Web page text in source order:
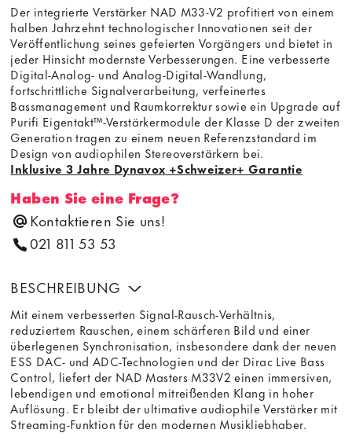
Der integrierte Verstärker NAD M33-V2 profitiert von einem
halben Jahrzehnt technologischer Innovationen seit der
Veröffentlichung seines gefeierten Vorgängers und bietet in
jeder Hinsicht modernste Verbesserungen. Eine verbesserte
Digital-Analog- und Analog-Digital-Wandlung,
fortschrittliche Signalverarbeitung, verfeinertes
Bassmanagement und Raumkorrektur sowie ein Upgrade auf
Purifi Eigentakt™-Verstärkermodule der Klasse D der zweiten
Generation tragen zu einem neuen Referenzstandard im
Design von audiophilen Stereoverstärkern bei.
Inklusive 3 Jahre Dynavox +Schweizer+ Garantie
Haben Sie eine Frage?
Kontaktieren Sie uns!
021 811 53 53
BESCHREIBUNG
Mit einem verbesserten Signal-Rausch-Verhältnis,
reduziertem Rauschen, einem schärferen Bild und einer
überlegenen Synchronisation, insbesondere dank der neuen
ESS DAC- und ADC-Technologien und der Dirac Live Bass
Control, liefert der NAD Masters M33V2 einen immersiven,
lebendigen und emotional mitreißenden Klang in hoher
Auflösung. Er bleibt der ultimative audiophile Verstärker mit
Streaming-Funktion für den modernen Musikliebhaber.